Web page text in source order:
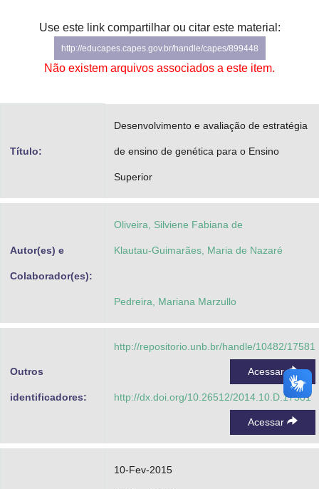
Secretaria de Governo
Gabinete de Segurança Institucional
Use este link compartilhar ou citar este material:
http://educapes.capes.gov.br/handle/capes/899448
Não existem arquivos associados a este item.
Título:
Desenvolvimento e avaliação de estratégia
de ensino de genética para o Ensino
Superior
Autor(es) e
Colaborador(es):
Oliveira, Silviene Fabiana de
Klautau-Guimarães, Maria de Nazaré
Pedreira, Mariana Marzullo
Outros
identificadores:
http://repositorio.unb.br/handle/10482/17581
Acessar
http://dx.doi.org/10.26512/2014.10.D.17581
Acessar
10-Fev-2015